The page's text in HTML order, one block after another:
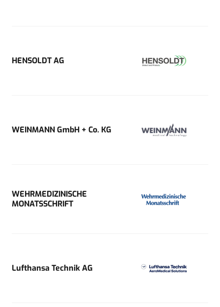
HENSOLDT AG
WEINMANN GmbH + Co. KG
WEHRMEDIZINISCHE
MONATSSCHRIFT
Lufthansa Technik AG